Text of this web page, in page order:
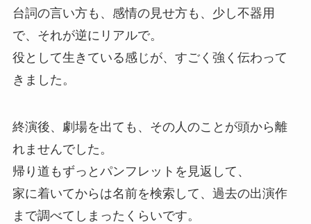
台詞の言い方も、感情の見せ方も、少し不器用
で、それが逆にリアルで。
役として生きている感じが、すごく強く伝わって
きました。
終演後、劇場を出ても、その人のことが頭から離
れませんでした。
帰り道もずっとパンフレットを見返して、
家に着いてからは名前を検索して、過去の出演作
まで調べてしまったくらいです。